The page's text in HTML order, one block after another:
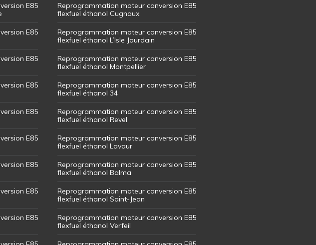
E85
E85
E85
E85
E85
E85
E85
E85
E85
Reprogrammation moteur conversion E85
flexfuel éthanol Cugnaux
Reprogrammation moteur conversion E85
flexfuel éthanol L’Isle Jourdain
Reprogrammation moteur conversion E85
flexfuel éthanol Montpellier
Reprogrammation moteur conversion E85
flexfuel éthanol 34
Reprogrammation moteur conversion E85
flexfuel éthanol Revel
Reprogrammation moteur conversion E85
flexfuel éthanol Lavaur
Reprogrammation moteur conversion E85
flexfuel éthanol Balma
Reprogrammation moteur conversion E85
flexfuel éthanol Saint-Jean
Reprogrammation moteur conversion E85
flexfuel éthanol Verfeil